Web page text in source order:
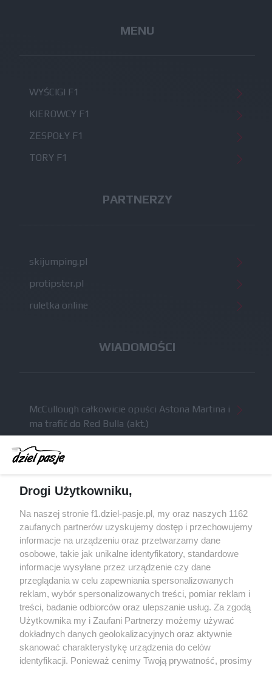
MENU
WYŚCIGI F1
KIEROWCY F1
ZESPOŁY F1
TORY F1
PARTNERZY
skijumping.pl
protipster.pl
ruletka online
WIADOMOŚCI
McCullough całkowicie opuści Astona Martina i
ma trafić do Red Bulla (akt.)
zeszłego sezonu
algorytmach?
Honda uświadomiła sobie skalę problemów z
silnikiem dopiero w styczniu
Audi planuje wprowadzić jeszcze cztery duże
pakiety poprawek w 2026 roku
Polityka prywatności © 2004 - 2026 GPmedia
Kopiowanie treści bez
zgody autorów zabronione.
Serwis internetowy, z którego korzystasz, używa plików
cookies. Są to pliki instalowane w urządzeniach
końcowych osób korzystających z serwisu, w celu
administrowania serwisem, poprawy jakości
Drogi Użytkowniku,
Na naszej stronie f1.dziel-pasje.pl, my oraz naszych 1162
zaufanych partnerów uzyskujemy dostęp i przechowujemy
informacje na urządzeniu oraz przetwarzamy dane
osobowe, takie jak unikalne identyfikatory, standardowe
informacje wysyłane przez urządzenie czy dane
przeglądania w celu zapewniania spersonalizowanych
reklam, wybór spersonalizowanych treści, pomiar reklam i
treści, badanie odbiorców oraz ulepszanie usług. Za zgodą
Użytkownika my i Zaufani Partnerzy możemy używać
dokładnych danych geolokalizacyjnych oraz aktywnie
skanować charakterystykę urządzenia do celów
identyfikacji. Ponieważ cenimy Twoją prywatność, prosimy